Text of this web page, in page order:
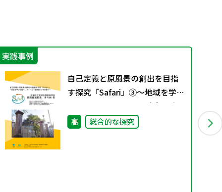
実践事例
自己定義と原風景の創出を目指
す探究「Safari」③～地域を学び
の庭へ、フィールド探究部10年
の歩み～
高 総合的な探究